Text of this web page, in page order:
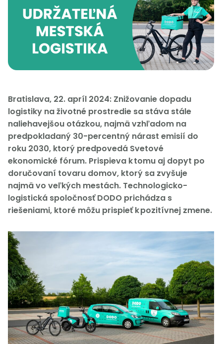
idodo.bg
idodo.hu
idodo.pl
idodo.de
Bratislava, 22. apríl 2024: Znižovanie dopadu
logistiky na životné prostredie sa stáva stále
naliehavejšou otázkou, najmä vzhľadom na
predpokladaný 30-percentný nárast emisií do
roku 2030, ktorý predpovedá Svetové
ekonomické fórum. Prispieva k tomu aj dopyt po
doručovaní tovaru domov, ktorý sa zvyšuje
najmä vo veľkých mestách. Technologicko-
logistická spoločnosť DODO prichádza s
riešeniami, ktoré môžu prispieť k pozitívnej zmene.